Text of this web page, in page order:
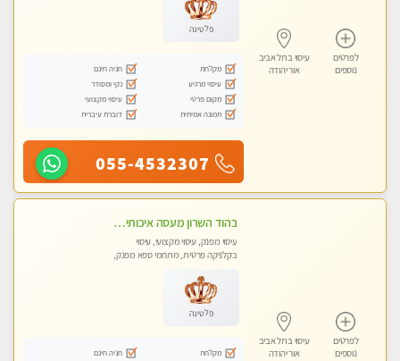
לפרטים
נוספים
עיסוי בתל אביב
אור יהודה
פלטינה
מקלחת
חניה חינם
עיסוי מרגיע
נקי ומסודר
מקום פרטי
עיסוי מקצועי
תמונה אמיתית
דוברת עיברית
055-4532307
לפרטים
נוספים
עיסוי בתל אביב
אור יהודה
בהוד השרון מעסה איכותית מקצועית ומפנקת מאוד
עיסוי מפנק, עיסוי מקצועי, עיסוי
בקלניקה פרטית, מתחמי ספא מפנק,
פלטינה
מקלחת
חניה חינם